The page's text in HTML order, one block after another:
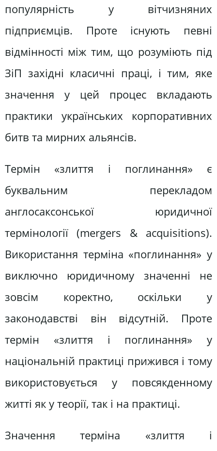
популярність у вітчизняних
підприємців. Проте існують певні
відмінності між тим, що розуміють під
ЗіП західні класичні праці, і тим, яке
значення у цей процес вкладають
практики українських корпоративних
битв та мирних альянсів.
Термін «злиття і поглинання» є
буквальним перекладом
англосаксонської юридичної
термінології (mergers & acquisitions).
Використання терміна «поглинання» у
виключно юридичному значенні не
зовсім коректно, оскільки у
законодавстві він відсутній. Проте
термін «злиття і поглинання» у
національній практиці прижився і тому
використовується у повсякденному
житті як у теорії, так і на практиці.
Значення терміна «злиття і